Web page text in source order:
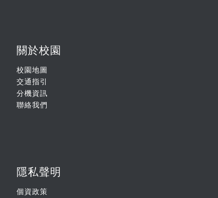
關於校園
校園地圖
交通指引
分機資訊
聯絡我們
隱私聲明
個資政策